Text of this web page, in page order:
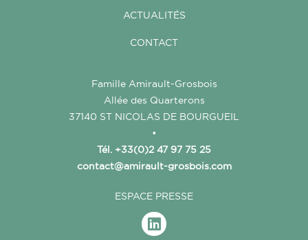
ACTUALITÉS
CONTACT
Famille Amirault-Grosbois
Allée des Quarterons
37140 ST NICOLAS DE BOURGUEIL
•
Tél. +33(0)2 47 97 75 25
contact@amirault-grosbois.com
ESPACE PRESSE